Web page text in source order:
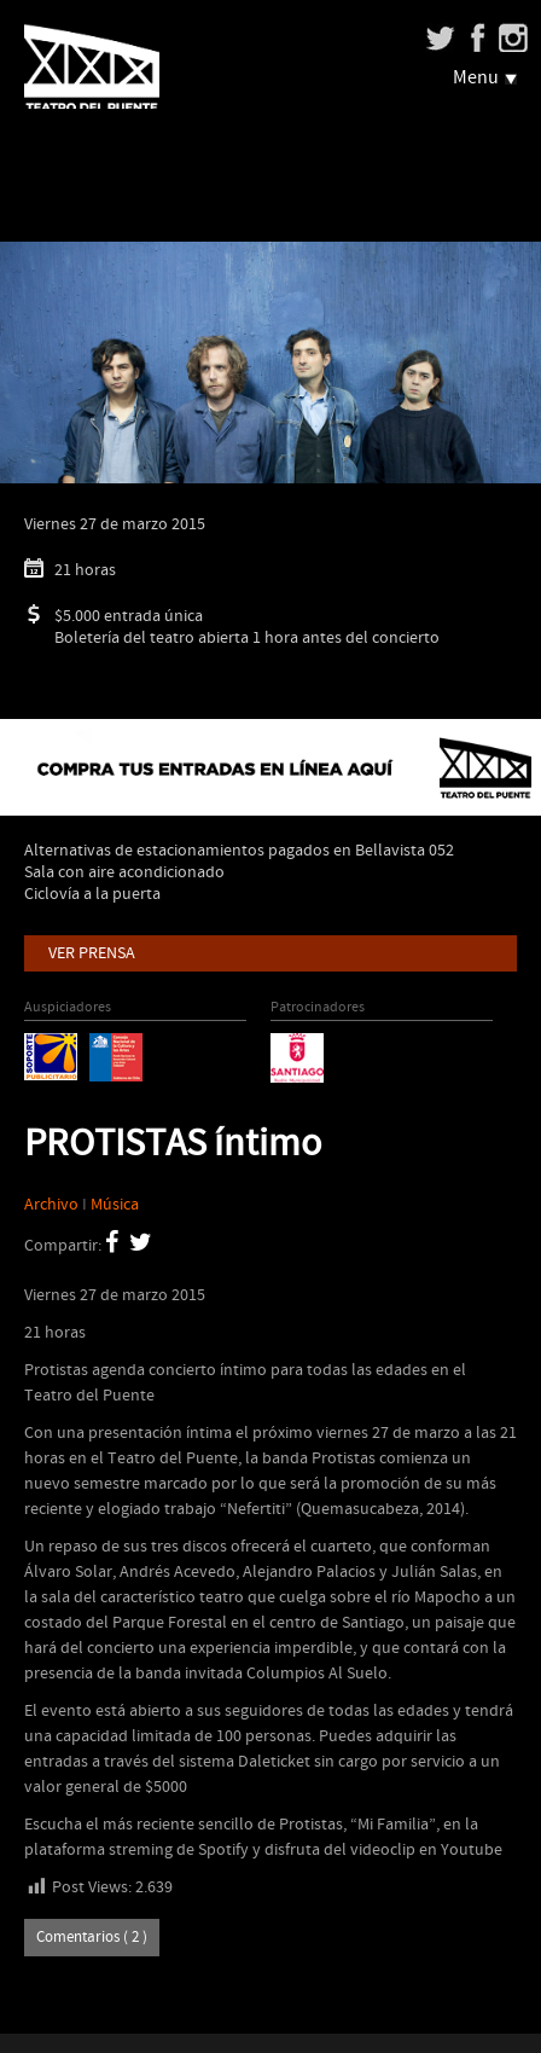
Menu
Viernes 27 de marzo 2015
21 horas
$5.000 entrada única
Boletería del teatro abierta 1 hora antes del concierto
Alternativas de estacionamientos pagados en Bellavista 052
Sala con aire acondicionado
Ciclovía a la puerta
VER PRENSA
Auspiciadores Patrocinadores
PROTISTAS íntimo
Archivo I Música
Compartir:
Viernes 27 de marzo 2015
21 horas
Protistas agenda concierto íntimo para todas las edades en el
Teatro del Puente
Con una presentación íntima el próximo viernes 27 de marzo a las 21
horas en el Teatro del Puente, la banda Protistas comienza un
nuevo semestre marcado por lo que será la promoción de su más
reciente y elogiado trabajo “Nefertiti” (Quemasucabeza, 2014).
Un repaso de sus tres discos ofrecerá el cuarteto, que conforman
Álvaro Solar, Andrés Acevedo, Alejandro Palacios y Julián Salas, en
la sala del característico teatro que cuelga sobre el río Mapocho a un
costado del Parque Forestal en el centro de Santiago, un paisaje que
hará del concierto una experiencia imperdible, y que contará con la
presencia de la banda invitada Columpios Al Suelo.
El evento está abierto a sus seguidores de todas las edades y tendrá
una capacidad limitada de 100 personas. Puedes adquirir las
entradas a través del sistema Daleticket sin cargo por servicio a un
valor general de $5000
Escucha el más reciente sencillo de Protistas, “Mi Familia”, en la
plataforma streming de Spotify y disfruta del videoclip en Youtube
Post Views:2.639
Comentarios ( 2 )